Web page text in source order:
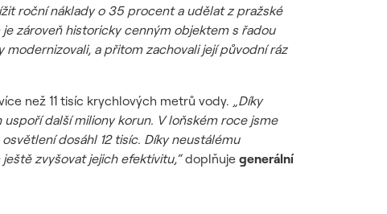
roční náklady o 35 procent a udělat z pražské
zároveň historicky cenným objektem s řadou
a přitom zachovali její původní ráz
než 11 tisíc krychlových metrů vody. „Díky
další miliony korun. V loňském roce jsme
dosáhl 12 tisíc. Díky neustálému
zvyšovat jejich efektivitu,“doplňuje generální